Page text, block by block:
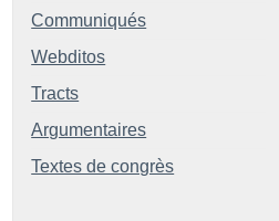
Communiqués
Webditos
Tracts
Argumentaires
Textes de congrès